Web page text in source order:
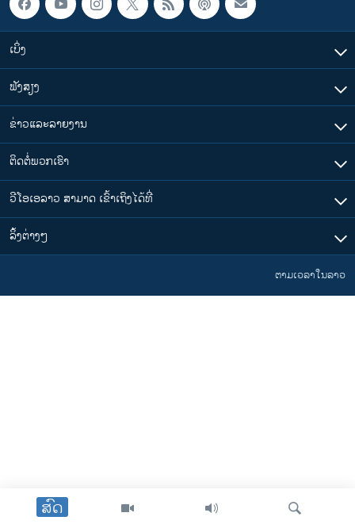
ສົດ
ເບິ່ງ
ຟັງສຽງ
ຂ່າວແລະລາຍງານ
ຕິດຕໍ່ພວກເຮົາ
ວີໂອເອລາວ ສາມາດ ເຂົ້າເຖິງໄດ້ທີ່
​ລິ້ງ​ຕ່າງໆ
ຕາມເວລາໃນລາວ